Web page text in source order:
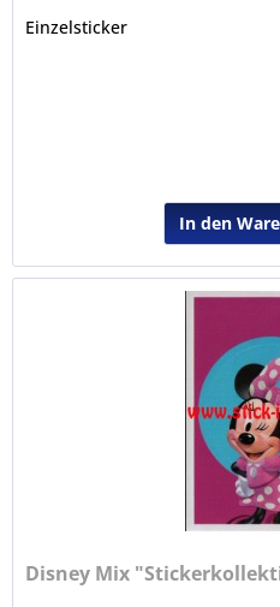
Einzelsticker
In den
Disney Mix